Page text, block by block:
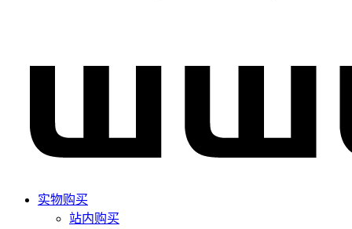
实物购买
站内购买